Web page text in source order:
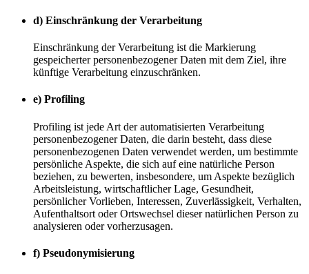
d) Einschränkung der Verarbeitung
Einschränkung der Verarbeitung ist die Markierung
gespeicherter personenbezogener Daten mit dem Ziel, ihre
künftige Verarbeitung einzuschränken.
e) Profiling
Profiling ist jede Art der automatisierten Verarbeitung
personenbezogener Daten, die darin besteht, dass diese
personenbezogenen Daten verwendet werden, um bestimmte
persönliche Aspekte, die sich auf eine natürliche Person
beziehen, zu bewerten, insbesondere, um Aspekte bezüglich
Arbeitsleistung, wirtschaftlicher Lage, Gesundheit,
persönlicher Vorlieben, Interessen, Zuverlässigkeit, Verhalten,
Aufenthaltsort oder Ortswechsel dieser natürlichen Person zu
analysieren oder vorherzusagen.
f) Pseudonymisierung